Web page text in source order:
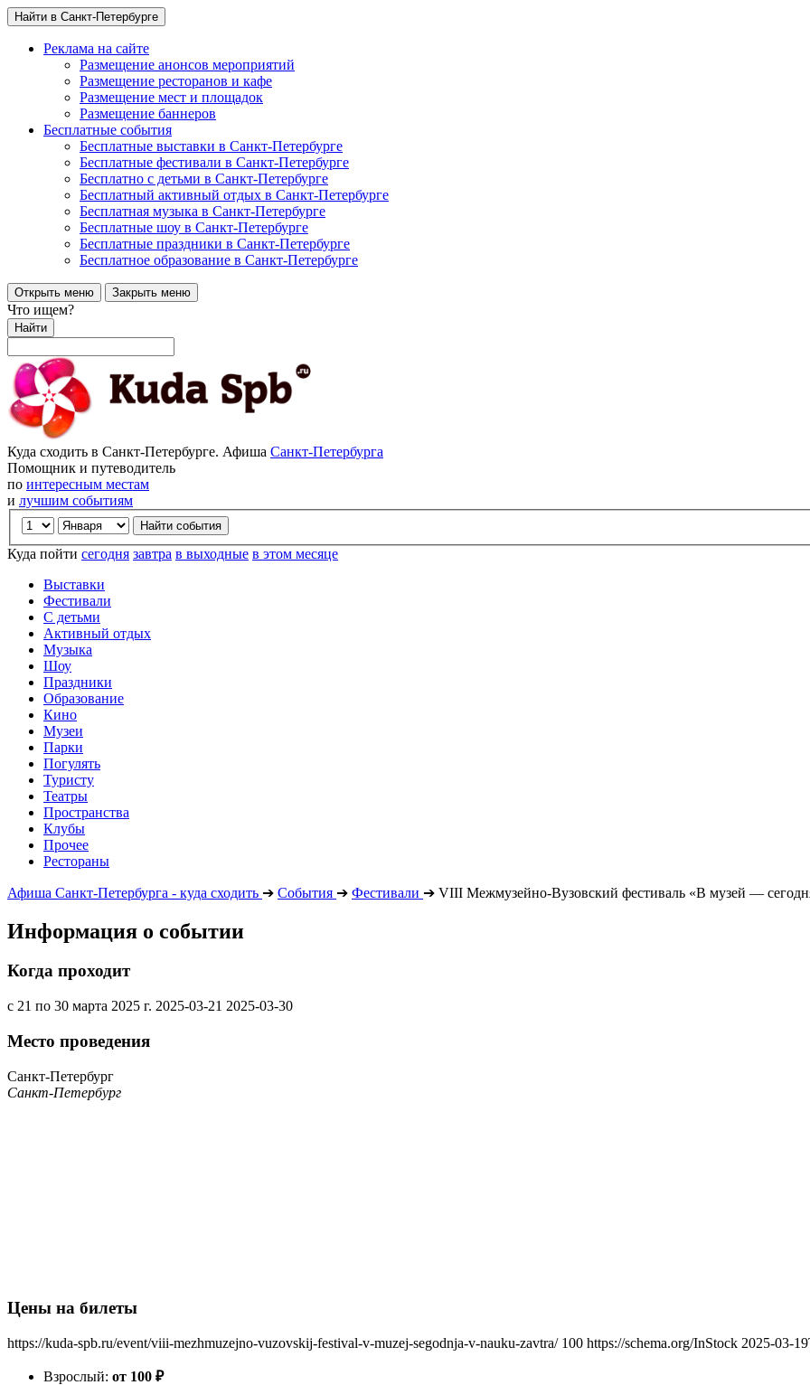
Найти в Санкт-Петербурге
Реклама на сайте
Размещение анонсов мероприятий
Размещение ресторанов и кафе
Размещение мест и площадок
Размещение баннеров
Бесплатные события
Бесплатные выставки в Санкт-Петербурге
Бесплатные фестивали в Санкт-Петербурге
Бесплатно с детьми в Санкт-Петербурге
Бесплатный активный отдых в Санкт-Петербурге
Бесплатная музыка в Санкт-Петербурге
Бесплатные шоу в Санкт-Петербурге
Бесплатные праздники в Санкт-Петербурге
Бесплатное образование в Санкт-Петербурге
Открыть меню Закрыть меню
Что ищем?
Найти
Куда сходить в Санкт-Петербурге. Афиша Санкт-Петербурга
Помощник и путеводитель
по интересным местам
и лучшим событиям
Куда пойти сегодня завтра в выходные в этом месяце
Выставки
Фестивали
С детьми
Активный отдых
Музыка
Шоу
Праздники
Образование
Кино
Музеи
Парки
Погулять
Туристу
Театры
Пространства
Клубы
Прочее
Рестораны
Афиша Санкт-Петербурга - куда сходить ➔ События ➔ Фестивали ➔ VIII Межмузейно-Вузовский фестиваль «В музей —
Информация о событии
Когда проходит
с 21 по 30 марта 2025 г. 2025-03-21 2025-03-30
Место проведения
Санкт-Петербург
Санкт-Петербург
Цены на билеты
https://kuda-spb.ru/event/viii-mezhmuzejno-vuzovskij-festival-v-muzej-segodnja-v-nauku-zavtra/ 100 https://schema.org/InStock 2025-03-
Взрослый: от 100 ₽